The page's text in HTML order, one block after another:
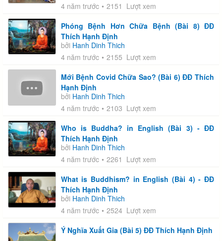
4 năm trước
2151 Lượt xem
Phóng Bệnh Hơn Chữa Bệnh (Bài 8) ĐĐ
Thích Hạnh Định
bởi Hanh Dinh Thich
4 năm trước
2155 Lượt xem
Mới Bệnh Covid Chữa Sao? (Bài 6) ĐĐ Thích
Hạnh Định
bởi Hanh Dinh Thich
4 năm trước
2103 Lượt xem
Who is Buddha? in English (Bài 3) - ĐĐ
Thích Hạnh Định
bởi Hanh Dinh Thich
4 năm trước
2261 Lượt xem
What is Buddhism? in English (Bài 4) - ĐĐ
Thích Hạnh Định
bởi Hanh Dinh Thich
4 năm trước
2524 Lượt xem
Ý Nghĩa Xuất Gia (Bài 5) ĐĐ Thích Hạnh Định